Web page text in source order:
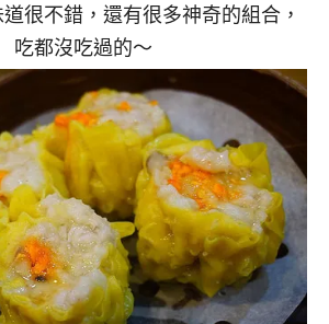
很不錯，還有很多神奇的組合，
吃都沒吃過的～